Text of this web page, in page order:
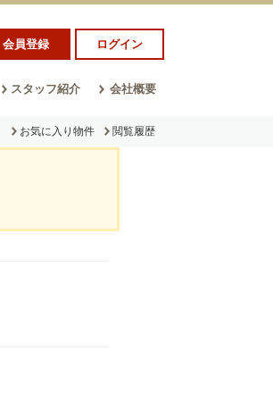
会員登録 ログイン
スタッフ紹介 会社概要
お気に入り物件 閲覧履歴